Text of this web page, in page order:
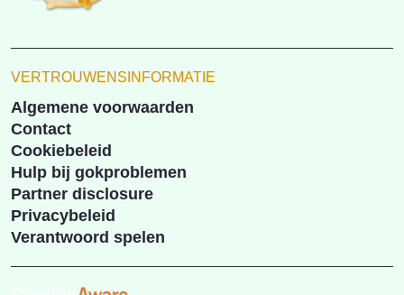
VERTROUWENSINFORMATIE
Algemene voorwaarden
Contact
Cookiebeleid
Hulp bij gokproblemen
Partner disclosure
Privacybeleid
Verantwoord spelen